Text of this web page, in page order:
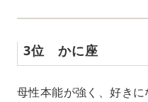
3位 かに座
母性本能が強く、好き